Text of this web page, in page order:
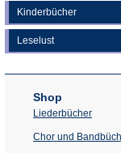
Kinderbücher
Leselust
Shop
Liederbücher
Chor und